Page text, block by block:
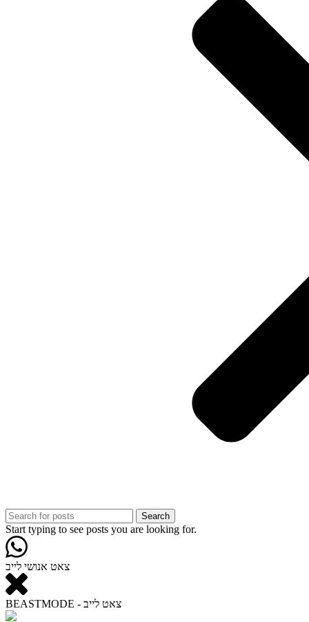
Search
Start typing to see posts you are looking for.
צאט אנושי לייב
BEASTMODE - צאט לייב